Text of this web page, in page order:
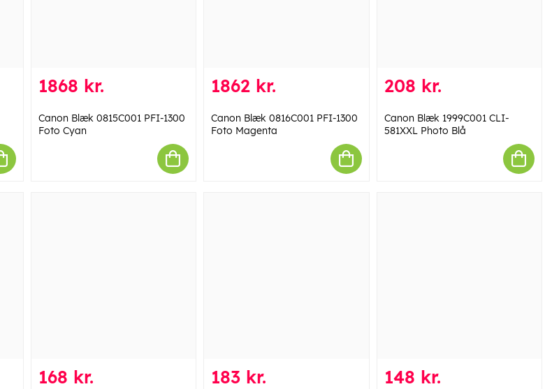
1868 kr.
Canon Blæk 0815C001 PFI-1300
Foto Cyan
1862 kr.
Canon Blæk 0816C001 PFI-1300
Foto Magenta
208 kr.
Canon Blæk 1999C001 CLI-
581XXL Photo Blå
168 kr. 183 kr. 148 kr.